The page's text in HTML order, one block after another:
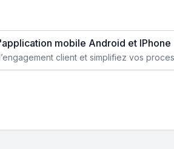
mobile Android et IPhone